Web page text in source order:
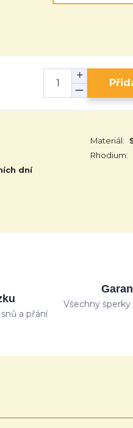
Materiál:
Rhodium:
dní
a přání
Všechny